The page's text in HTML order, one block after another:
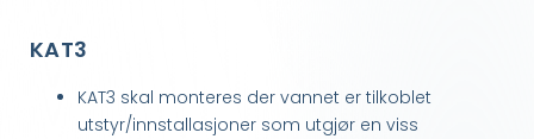
KAT3
KAT3 skal monteres der vannet er tilkoblet
utstyr/innstallasjoner som utgjør en viss